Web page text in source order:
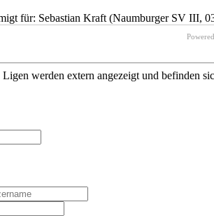
für: Sebastian Kraft (Naumburger SV III,
Ligen werden extern angezeigt und befinden